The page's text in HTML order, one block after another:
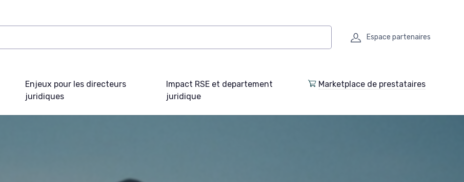
Espace partenaires
Enjeux pour les directeurs
juridiques
Impact RSE et departement
juridique
Marketplace de prestataires